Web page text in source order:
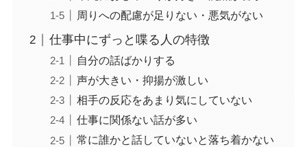
周りへの配慮が足りない・悪気がない
仕事中にずっと喋る人の特徴
自分の話ばかりする
声が大きい・抑揚が激しい
相手の反応をあまり気にしていない
仕事に関係ない話が多い
常に誰かと話していないと落ち着かない